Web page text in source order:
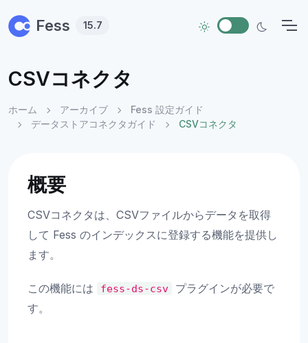
Fess 15.7
CSVコネクタ
ホーム アーカイブ
Fess 設定ガイド
データストアコネクタガイド
CSVコネクタ
概要
CSVコネクタは、CSVファイルからデータを取得
して Fess のインデックスに登録する機能を提供し
ます。
この機能には fess-ds-csv
プラグインが必要で
す。